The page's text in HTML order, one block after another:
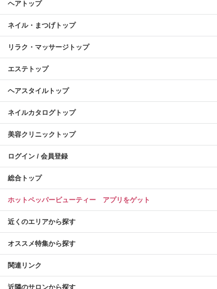
ヘアトップ
ネイル・まつげトップ
リラク・マッサージトップ
エステトップ
ヘアスタイルトップ
ネイルカタログトップ
美容クリニックトップ
ログイン / 会員登録
総合トップ
ホットペッパービューティー アプリをゲット
近くのエリアから探す
オススメ特集から探す
関連リンク
近隣のサロンから探す